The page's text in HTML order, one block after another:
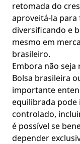
retomada do
aproveitá-la
diversificando e
mesmo em
brasileiro.
Embora não
Bolsa brasileira
importante
equilibrada pode
controlado,
é possível se
depender